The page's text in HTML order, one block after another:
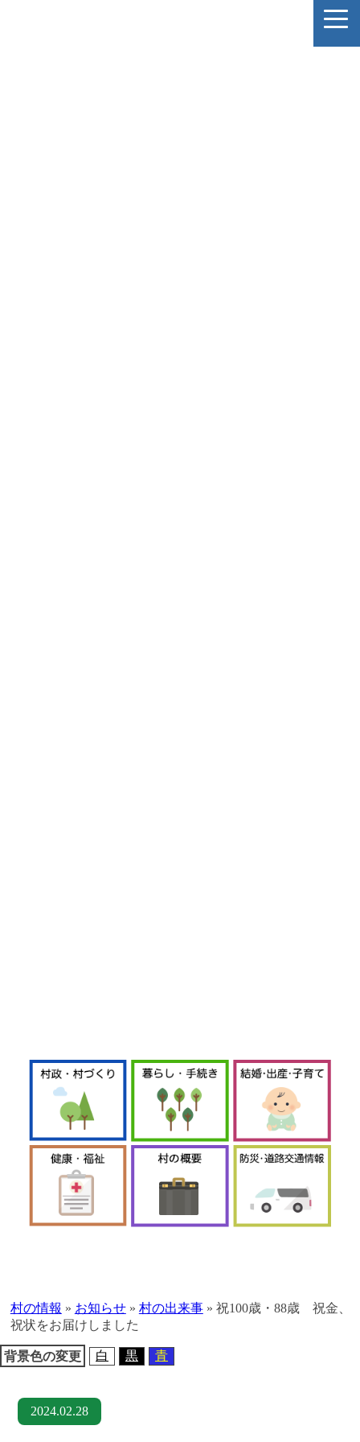
移
動
村の情報 » お知らせ » 村の出来事 » 祝100歳・88歳 祝金、
祝状をお届けしました
背景色の変更 白 黒 青
2024.02.28